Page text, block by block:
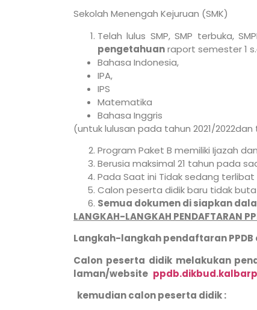
Sekolah Menengah Kejuruan (SMK)
Telah lulus SMP, SMP terbuka,
pengetahuanraport semester 1
Bahasa Indonesia,
IPA,
IPS
Matematika
Bahasa Inggris
(untuk lulusan pada tahun 2021/
Program Paket B memiliki Ijazah
Berusia maksimal 21 tahun pada
Pada Saat ini Tidak sedang
Calon peserta didik baru tidak
Semua dokumen di siapkan
LANGKAH-LANGKAH PENDAFTARAN
Langkah-langkah pendaftaran
Calon peserta didik melakukan
laman/website
kemudian calon peserta didik :